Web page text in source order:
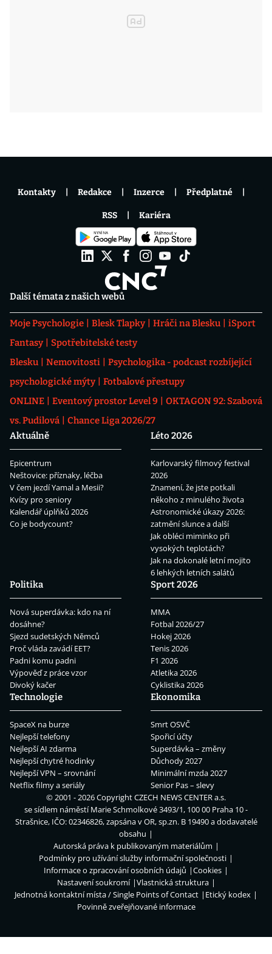
Další témata z našich webů
Moje Psychologie Blesk Tlapky Hráči na Blesku
iSport
Fantasy
Spotřebitelské testy
Blesku
Nemovitosti
Psychologika - podcast rozbíjející
psychologické mýty
Fotbalové přestupy
ONLINE
Eventový prostor Level 9
OKTAGON 92: Szabová
vs. Pudilová
Chance Liga 2026/27
Aktuálně
Epicentrum
Neštovice: příznaky, léčba
V čem jezdí Yamal a Mesii?
Kvízy pro seniory
Kalendář úplňků 2026
Co je bodycount?
Léto 2026
Karlovarský filmový festival
2026
Znamení, že jste potkali
někoho z minulého života
Astronomické úkazy 2026:
zatmění slunce a další
Jak obléci miminko při
vysokých teplotách?
Jak na dokonalé letní mojito
6 lehkých letních salátů
Politika
Nová superdávka: kdo na ní
dosáhne?
Sjezd sudetských Němců
Proč vláda zavádí EET?
Padni komu padni
Výpověď z práce vzor
Divoký kačer
Sport 2026
MMA
Fotbal 2026/27
Hokej 2026
Tenis 2026
F1 2026
Atletika 2026
Cyklistika 2026
Technologie
SpaceX na burze
Nejlepší telefony
Nejlepší AI zdarma
Nejlepší chytré hodinky
Nejlepší VPN – srovnání
Netflix filmy a seriály
Ekonomika
Smrt OSVČ
Spořicí účty
Superdávka – změny
Důchody 2027
Minimální mzda 2027
Senior Pas – slevy
Kontakty Redakce Inzerce Předplatné
RSS Kariéra
© 2001 - 2026 CopyrightCZECH NEWS CENTER a.s.
se sídlem náměstí Marie Schmolkové 3493/1, 100 00 Praha 10 -
Strašnice, IČO: 02346826, zapsána v OR, sp.zn. B 19490 a dodavatelé
obsahu
Autorská práva k publikovaným materiálům
Podmínky pro užívání služby informační společnosti
Informace o zpracování osobních údajů
Cookies
Nastavení soukromí
Vlastnická struktura
Jednotná kontaktní místa / Single Points of Contact
Etický kodex
Povinně zveřejňované informace